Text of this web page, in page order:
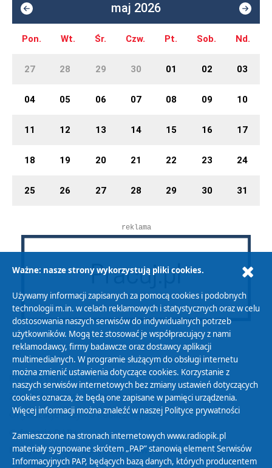
maj 2026
Pon. Wt. Śr. Czw. Pt. Sob. Nd.
27 28 29 30 01 02 03
04 05 06 07 08 09 10
11 12 13 14 15 16 17
18 19 20 21 22 23 24
25 26 27 28 29 30 31
reklama
Polityka Prywatności
Zasady korzystania z Serwisu
Organizacje Pożytku Publicznego
Cyfryzacja DAB+
Polityka ochrony danych osobowych
Ważne: nasze strony wykorzystują pliki cookies.
Używamy informacji zapisanych za pomocą cookies i podobnych
technologii m.in. w celach reklamowych i statystycznych oraz w celu
dostosowania naszych serwisów do indywidualnych potrzeb
użytkowników. Mogą też stosować je współpracujący z nami
reklamodawcy, firmy badawcze oraz dostawcy aplikacji
multimedialnych. W programie służącym do obsługi internetu
można zmienić ustawienia dotyczące cookies. Korzystanie z
naszych serwisów internetowych bez zmiany ustawień dotyczących
cookies oznacza, że będą one zapisane w pamięci urządzenia.
Więcej informacji można znaleźć w naszej Polityce prywatności
Zamieszczone na stronach internetowych www.radiopik.pl
materiały sygnowane skrótem „PAP” stanowią element Serwisów
Informacyjnych PAP, będących bazą danych, których producentem